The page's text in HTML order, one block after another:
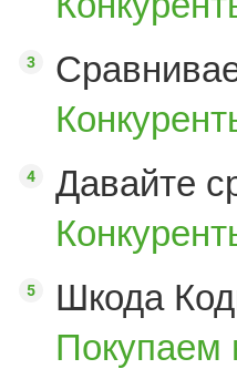
Давайте
Шкода
Покупаем